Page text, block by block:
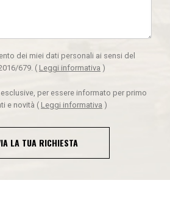
dei miei dati personali ai sensi del
679. ( Leggi informativa )
per essere informato per primo
e novità ( Leggi informativa )
LA TUA RICHIESTA